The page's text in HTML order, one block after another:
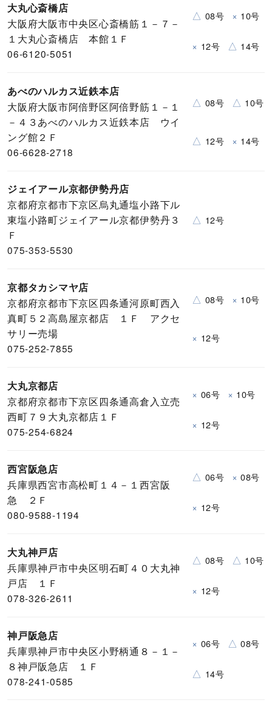
大丸心斎橋店
大阪府大阪市中央区心斎橋筋１－７－
１大丸心斎橋店 本館１Ｆ
06-6120-5051
△ 08号 × 10号
× 12号 △ 14号
あべのハルカス近鉄本店
大阪府大阪市阿倍野区阿倍野筋１－１
－４３あべのハルカス近鉄本店 ウイ
ング館２Ｆ
06-6628-2718
△ 08号 △ 10号
△ 12号 × 14号
ジェイアール京都伊勢丹店
京都府京都市下京区烏丸通塩小路下ル
東塩小路町ジェイアール京都伊勢丹３
Ｆ
075-353-5530
△ 12号
京都タカシマヤ店
京都府京都市下京区四条通河原町西入
真町５２高島屋京都店 １Ｆ アクセ
サリー売場
075-252-7855
△ 08号 × 10号
× 12号
大丸京都店
京都府京都市下京区四条通高倉入立売
西町７９大丸京都店１Ｆ
075-254-6824
× 06号 × 10号
× 12号
西宮阪急店
兵庫県西宮市高松町１４－１西宮阪
急 ２Ｆ
080-9588-1194
△ 06号 × 08号
× 12号
大丸神戸店
兵庫県神戸市中央区明石町４０大丸神
戸店 １Ｆ
078-326-2611
△ 08号 △ 10号
× 12号
神戸阪急店
兵庫県神戸市中央区小野柄通８－１－
８神戸阪急店 １Ｆ
078-241-0585
× 06号 △ 08号
△ 14号